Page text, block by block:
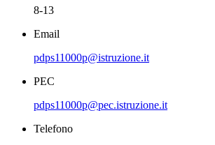
8-13
Email
pdps11000p@istruzione.it
PEC
pdps11000p@pec.istruzione.it
Telefono